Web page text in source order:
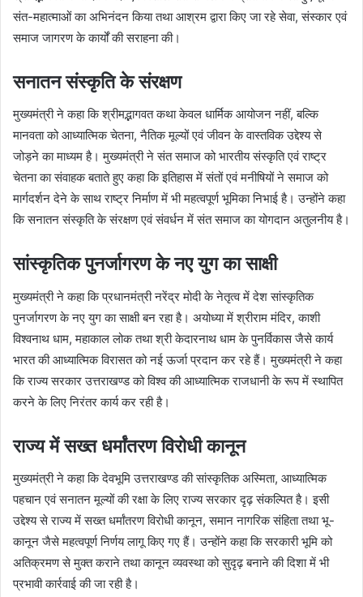
संत-महात्माओं का अभिनंदन किया तथा आश्रम द्वारा किए जा रहे सेवा, संस्कार एवं
समाज जागरण के कार्यों की सराहना की।
सनातन संस्कृति के संरक्षण
मुख्यमंत्री ने कहा कि श्रीमद्भागवत कथा केवल धार्मिक आयोजन नहीं, बल्कि
मानवता को आध्यात्मिक चेतना, नैतिक मूल्यों एवं जीवन के वास्तविक उद्देश्य से
जोड़ने का माध्यम है। मुख्यमंत्री ने संत समाज को भारतीय संस्कृति एवं राष्ट्र
चेतना का संवाहक बताते हुए कहा कि इतिहास में संतों एवं मनीषियों ने समाज को
मार्गदर्शन देने के साथ राष्ट्र निर्माण में भी महत्वपूर्ण भूमिका निभाई है। उन्होंने कहा
कि सनातन संस्कृति के संरक्षण एवं संवर्धन में संत समाज का योगदान अतुलनीय है।
सांस्कृतिक पुनर्जागरण के नए युग का साक्षी
मुख्यमंत्री ने कहा कि प्रधानमंत्री नरेंद्र मोदी के नेतृत्व में देश सांस्कृतिक
पुनर्जागरण के नए युग का साक्षी बन रहा है। अयोध्या में श्रीराम मंदिर, काशी
विश्वनाथ धाम, महाकाल लोक तथा श्री केदारनाथ धाम के पुनर्विकास जैसे कार्य
भारत की आध्यात्मिक विरासत को नई ऊर्जा प्रदान कर रहे हैं। मुख्यमंत्री ने कहा
कि राज्य सरकार उत्तराखण्ड को विश्व की आध्यात्मिक राजधानी के रूप में स्थापित
करने के लिए निरंतर कार्य कर रही है।
राज्य में सख्त धर्मांतरण विरोधी कानून
मुख्यमंत्री ने कहा कि देवभूमि उत्तराखण्ड की सांस्कृतिक अस्मिता, आध्यात्मिक
पहचान एवं सनातन मूल्यों की रक्षा के लिए राज्य सरकार दृढ़ संकल्पित है। इसी
उद्देश्य से राज्य में सख्त धर्मांतरण विरोधी कानून, समान नागरिक संहिता तथा भू-
कानून जैसे महत्वपूर्ण निर्णय लागू किए गए हैं। उन्होंने कहा कि सरकारी भूमि को
अतिक्रमण से मुक्त कराने तथा कानून व्यवस्था को सुदृढ़ बनाने की दिशा में भी
प्रभावी कार्रवाई की जा रही है।